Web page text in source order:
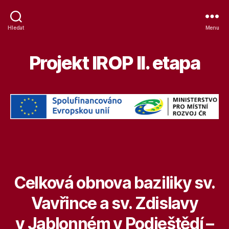
Hledat Menu
Projekt IROP II. etapa
Celková obnova baziliky sv.
Vavřince a sv. Zdislavy
v Jablonném v Podještědí –